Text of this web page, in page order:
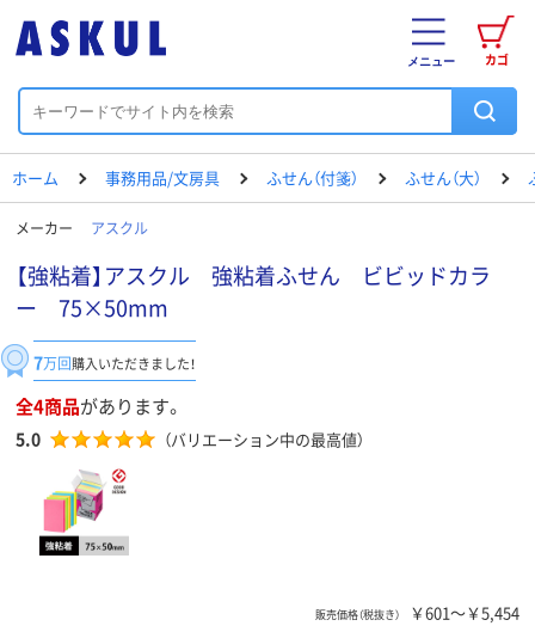
カゴ
メニュー
ホーム 事務用品/文房具 ふせん（付箋） ふせん（大）
メーカー アスクル
【強粘着】アスクル 強粘着ふせん ビビッドカラ
ー 75×50mm
7万回購入いただきました！
全4商品があります。
5.0 （バリエーション中の最高値）
販売価格（税抜き） ￥601～￥5,454